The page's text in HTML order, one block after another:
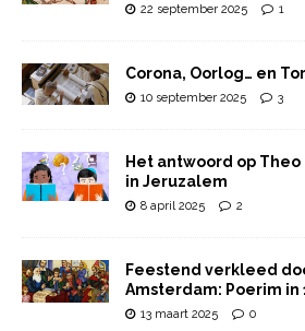
22 september 2025 1
Corona, Oorlog… en
10 september 2025 3
Het antwoord op
in Jeruzalem
8 april 2025 2
Feestend verkleed
Amsterdam: Poerim in
13 maart 2025 0